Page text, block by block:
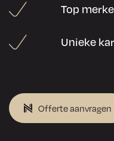
Top
Unieke
Offerte aanvragen